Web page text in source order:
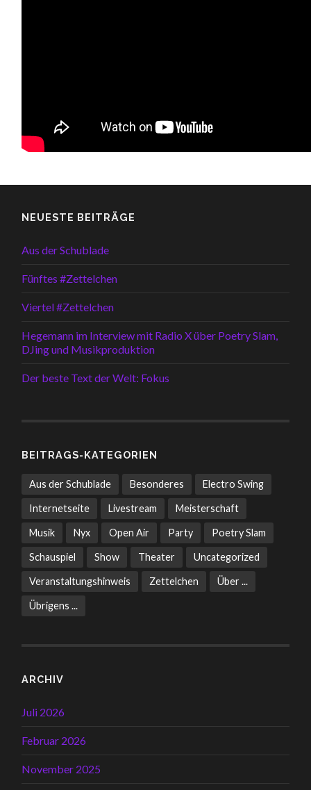
NEUESTE BEITRÄGE
Aus der Schublade
Fünftes #Zettelchen
Viertel #Zettelchen
Hegemann im Interview mit Radio X über Poetry Slam,
DJing und Musikproduktion
Der beste Text der Welt: Fokus
BEITRAGS-KATEGORIEN
Aus der Schublade Besonderes Electro Swing
Internetseite Livestream Meisterschaft
Musik Nyx Open Air Party Poetry Slam
Schauspiel Show Theater Uncategorized
Veranstaltungshinweis Zettelchen Über ...
Übrigens ...
ARCHIV
Juli 2026
Februar 2026
November 2025